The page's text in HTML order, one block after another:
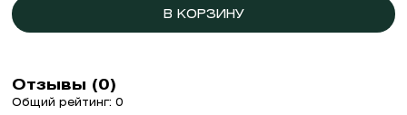
В КОРЗИНУ
Отзывы (0)
Общий рейтинг: 0